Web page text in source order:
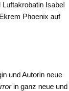
Isabel
Phoenix auf
und Autorin neue
in ganz neue und